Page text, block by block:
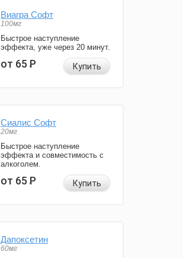
Виагра Софт
100мг
Быстрое наступление
эффекта, уже через 20 минут.
от 65Р Купить
Сиалис Софт
20мг
Быстрое наступление
эффекта и совместимость с
алкоголем.
от 65Р Купить
Дапоксетин
60мг